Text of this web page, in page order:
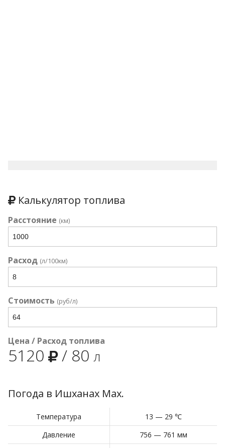
Калькулятор топлива
Расстояние (км)
Расход (л/100км)
Стоимость (руб/л)
Цена / Расход топлива
5120 / 80 л
Погода в Ишханах Мах.
Температура
13 — 29 ℃
Давление
756 — 761 мм